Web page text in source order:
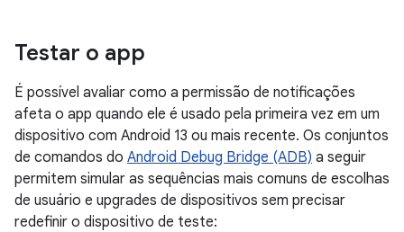
Testar o app
É possível avaliar como a permissão de notificações
afeta o app quando ele é usado pela primeira vez em um
dispositivo com Android 13 ou mais recente. Os conjuntos
de comandos do Android Debug Bridge (ADB) a seguir
permitem simular as sequências mais comuns de escolhas
de usuário e upgrades de dispositivos sem precisar
redefinir o dispositivo de teste: